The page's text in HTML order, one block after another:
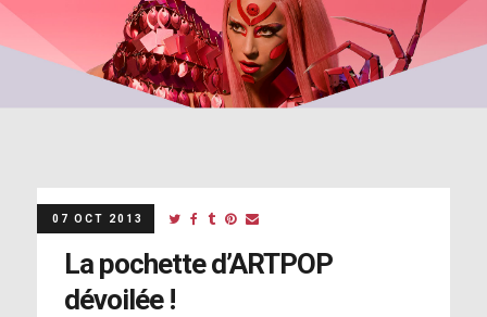
07 OCT 2013
La pochette d’ARTPOP
dévoilée !